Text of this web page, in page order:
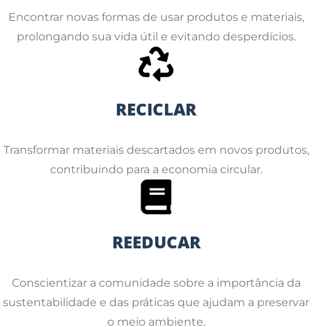
Encontrar novas formas de usar produtos e materiais,
prolongando sua vida útil e evitando desperdícios.
RECICLAR
Transformar materiais descartados em novos produtos,
contribuindo para a economia circular.
REEDUCAR
Conscientizar a comunidade sobre a importância da
sustentabilidade e das práticas que ajudam a preservar
o meio ambiente.